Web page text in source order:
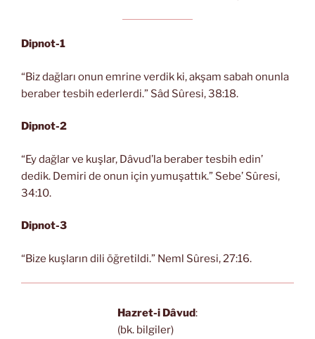
Dipnot-1
“Biz dağları onun emrine verdik ki, akşam sabah onunla
beraber tesbih ederlerdi.” Sâd Sûresi, 38:18.
Dipnot-2
“Ey dağlar ve kuşlar, Dâvud’la beraber tesbih edin’
dedik. Demiri de onun için yumuşattık.” Sebe’ Sûresi,
34:10.
Dipnot-3
“Bize kuşların dili öğretildi.” Neml Sûresi, 27:16.
Hazret-i Dâvud:
(bk. bilgiler)